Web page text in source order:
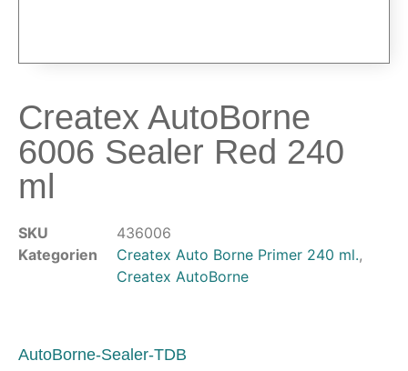
Kompressoren
Schläuche & Kupplungen
Anschlüsse & Verschraubungen
Pinsel & Stifte
Pinstriping & Linienführung
Untergründe & Papier
Createx AutoBorne
6006 Sealer Red 240
ml
SKU
436006
Kategorien
Createx Auto Borne Primer 240 ml.,
Createx AutoBorne
AutoBorne-Sealer-TDB